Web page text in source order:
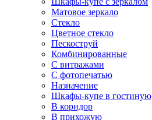
Матовое зеркало
Стекло
Цветное стекло
Пескоструй
Комбинированные
С витражами
С фотопечатью
Назначение
Шкафы-купе в гостиную
В коридор
В прихожую